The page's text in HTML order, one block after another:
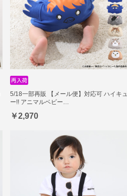
5/18一部再販 【メール便】対応可 ハイキュ
ー!! アニマルベビー…
￥2,970